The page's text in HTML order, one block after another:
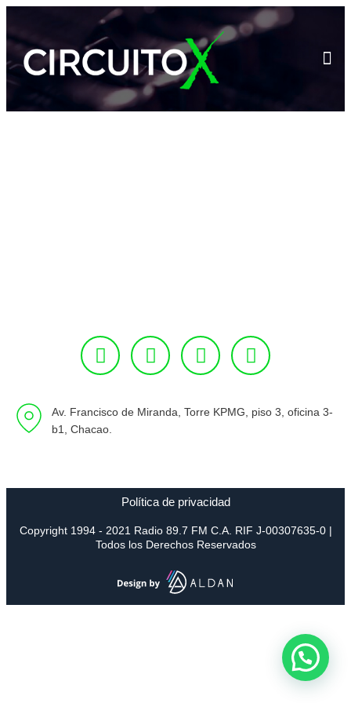
Av. Francisco de Miranda, Torre KPMG, piso 3, oficina 3-
b1, Chacao.
Política de privacidad
Copyright 1994 - 2021 Radio 89.7 FM C.A. RIF J-00307635-0 |
Todos los Derechos Reservados